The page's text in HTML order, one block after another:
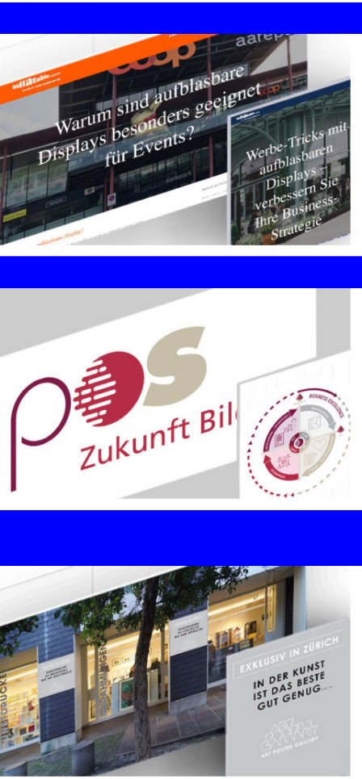
Corporate Design / Brand
Guidelines / SEO-Beratung
ABNOX AG, Cham
Führender Schweizer Entwickler und
Produzent in den Sparten Dosier-, Förder-,
Schmier- und Spanntechnik
Corporate Design / Digital
Branding / SEO
Bugy GMBH - inflatable.expert
Marketingagentur - Aufblasbare Werbeträger
(Lindt Goldhasen...)
Branding / SEO
p-o-s & partner ag, Horgen
QMS Qualitätsmanagement System /
Wissensmarketing